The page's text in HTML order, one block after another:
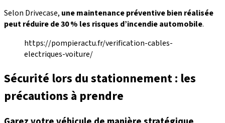
Selon Drivecase, une maintenance préventive bien réalisée
peut réduire de 30 % les risques d’incendie automobile.
https://pompieractu.fr/verification-cables-
electriques-voiture/
Sécurité lors du stationnement : les
précautions à prendre